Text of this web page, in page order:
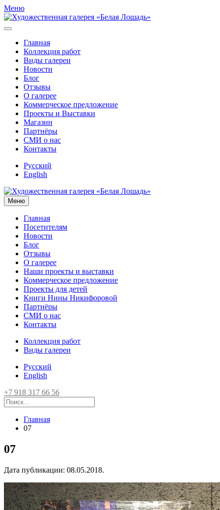
Меню
Главная
Коллекция работ
Виды галереи
Новости
Блог
Отзывы
О галерее
Коммерческое предложение
Проекты и Выставки
Магазин
Партнёры
СМИ о нас
Контакты
Русский
English
Меню
Главная
Посетителям
Новости
Блог
Отзывы
О галерее
Наши проекты и выставки
Коммерческое предложение
Проекты для детей
Книги Нины Никифоровой
Партнёры
СМИ о нас
Контакты
Коллекция работ
Виды галереи
Русский
English
+7 918 317 66 56
Главная
07
07
Дата публикации: 08.05.2018.